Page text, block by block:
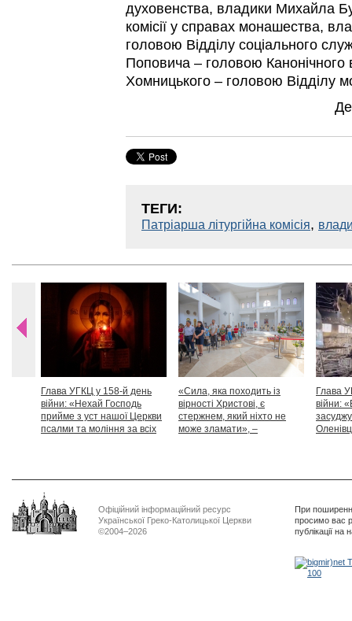
духовенства, владики Михайла
комісії у справах монашества,
головою Відділу соціального
Поповича – головою Канонічного
Хомницького – головою Відділу
ТЕГИ:
Патріарша літургійна комісія,
Глава УГКЦ у 158-й день
війни: «Нехай Господь
прийме з уст нашої Церкви
псалми та моління за всіх
«Сила, яка походить із
вірності Христові, є
стержнем, який ніхто не
може зламати», –
Глава
війни:
Офіційний інформаційний ресурс
Української Греко-Католицької Церкви
©2004–2026
При
просимо вас
публікації на